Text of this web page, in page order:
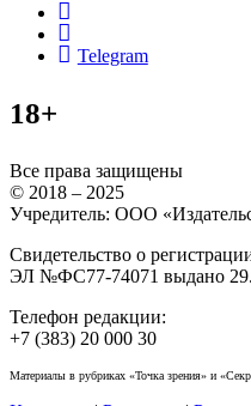
Telegram
18+
Все права защищены
© 2018 – 2025
Учредитель: ООО
Свидетельство о
ЭЛ №ФС77-74071 выдано
Телефон редакции:
+7 (383) 20 000 30
Материалы в рубриках «Точка зрения» и